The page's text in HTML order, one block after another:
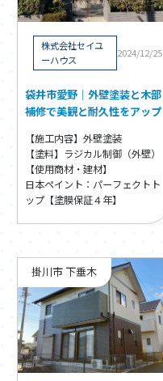
2024/12/25
株式会社セイユ
ーハウス
袋井市愛野｜外壁塗装と木部
補修で美観と耐久性をアップ
【施工内容】外壁塗装
【塗料】ラジカル制御（外壁）
【使用商材・建材】
日本ペイント：パーフェクトト
ップ【塗膜保証４年】
掛川市 下垂木